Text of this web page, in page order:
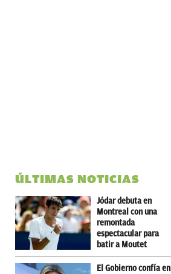
ÚLTIMAS NOTICIAS
Jódar debuta en
Montreal con una
remontada
espectacular para
batir a Moutet
El Gobierno confía en